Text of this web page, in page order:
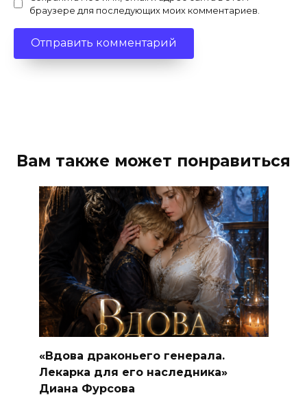
браузере для последующих моих комментариев.
Вам также может понравиться
«Вдова драконьего генерала.
Лекарка для его наследника»
Диана Фурсова